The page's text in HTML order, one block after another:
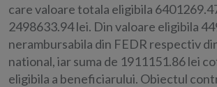
care valoare totala eligibila
2498633.94 lei. Din valoare eligibila
nerambursabila din FEDR respectiv
national, iar suma de 1911151.86 lei
eligibila a beneficiarului. Obiectul